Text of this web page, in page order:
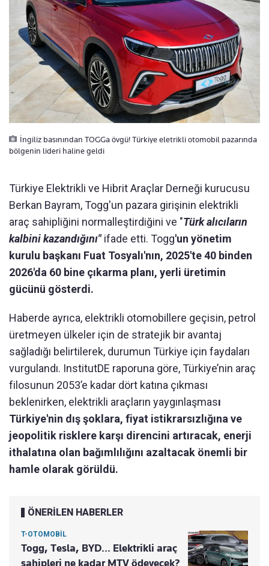
İngiliz basınından TOGGa övgü! Türkiye eletrikli otomobil pazarında
bölgenin lideri haline geldi
Türkiye Elektrikli ve Hibrit Araçlar Derneği kurucusu
Berkan Bayram, Togg'un pazara girişinin elektrikli
araç sahipliğini normalleştirdiğini ve "Türk alıcıların
kalbini kazandığını"ifade etti. Togg'un yönetim
kurulu başkanı Fuat Tosyalı'nın, 2025'te 40 binden
2026'da 60 bine çıkarma planı, yerli üretimin
gücünü gösterdi.
Haberde ayrıca, elektrikli otomobillere geçisin, petrol
üretmeyen ülkeler için de stratejik bir avantaj
sağladığı belirtilerek, durumun Türkiye için faydaları
vurgulandı. InstitutDE raporuna göre, Türkiye’nin araç
filosunun 2053’e kadar dört katına çıkması
beklenirken, elektrikli araçların yaygınlaşması
Türkiye'nin dış şoklara, fiyat istikrarsızlığına ve
jeopolitik risklere karşı direncini artıracak, enerji
ithalatına olan bağımlılığını azaltacak önemli bir
hamle olarak görüldü.
ÖNERİLEN HABERLER
T-OTOMOBİL
Togg, Tesla, BYD... Elektrikli araç
sahipleri ne kadar MTV ödeyecek?